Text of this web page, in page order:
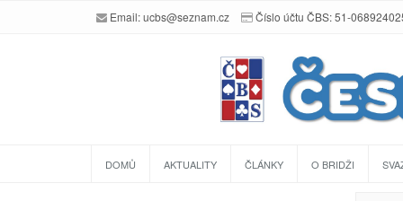
Email:ucbs@seznam.cz Číslo účtu ČBS: 51-
DOMŮ AKTUALITY ČLÁNKY O BRIDŽI